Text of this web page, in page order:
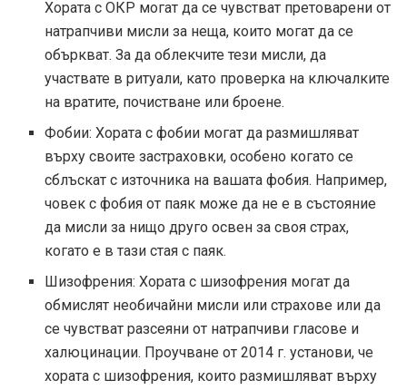
Хората с ОКР могат да се чувстват претоварени от
натрапчиви мисли за неща, които могат да се
объркват. За да облекчите тези мисли, да
участвате в ритуали, като проверка на ключалките
на вратите, почистване или броене.
Фобии: Хората с фобии могат да размишляват
върху своите застраховки, особено когато се
сблъскат с източника на вашата фобия. Например,
човек с фобия от паяк може да не е в състояние
да мисли за нищо друго освен за своя страх,
когато е в тази стая с паяк.
Шизофрения: Хората с шизофрения могат да
обмислят необичайни мисли или страхове или да
се чувстват разсеяни от натрапчиви гласове и
халюцинации. Проучване от 2014 г. установи, че
хората с шизофрения, които размишляват върху